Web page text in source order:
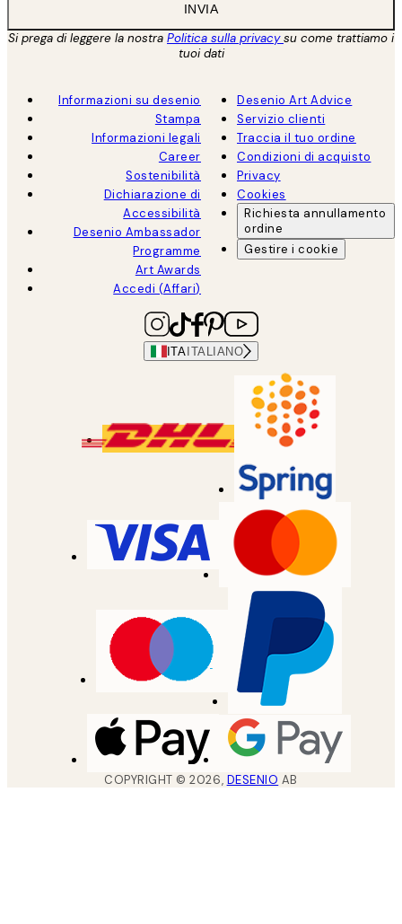
INVIA
Si prega di leggere la nostra Politica sulla privacysu come trattiamo i
tuoi dati
Informazioni su desenio
Stampa
Informazioni legali
Career
Sostenibilità
Dichiarazione di
Accessibilità
Desenio Ambassador
Programme
Art Awards
Accedi (Affari)
Desenio Art Advice
Servizio clienti
Traccia il tuo ordine
Condizioni di acquisto
Privacy
Cookies
Richiesta annullamento
ordine
Gestire i cookie
ITA ITALIANO
COPYRIGHT ©2026, DESENIO AB